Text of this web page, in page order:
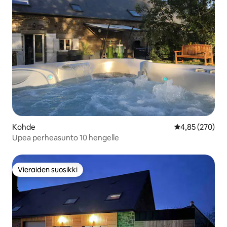
Kohde
4,85 (270)
Upea perheasunto 10 hengelle
Vieraiden suosikki
Vieraiden suosikki